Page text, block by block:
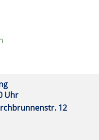
Uhr
12